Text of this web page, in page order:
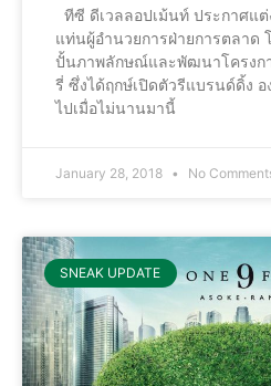
ทีซี ดีเวลลอปเม้นท์ ประกาศแ
แท่นผู้อำนวยการฝ่ายการตลาด
ปั้นภาพลักษณ์และพัฒนาโครงก
รี่ ซึ่งได้ฤกษ์เปิดตัวรีแบรนด์ดิ้ง
ไปเมื่อไม่นานมานี้
January 28, 2018 No
SNEAK UPDATE